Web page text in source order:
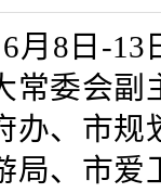
6月 8 日 -13
常委会副
办、市规
局、市爱